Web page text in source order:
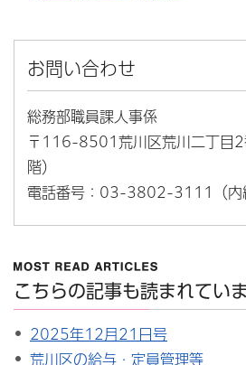
お問い合わせ
総務部職員課人事係
〒116-8501荒川区荒川二丁目2
階）
電話番号：03-3802-3111（内
こちらの記事も読まれてい
2025年12月21日号
荒川区の給与・定員管理等